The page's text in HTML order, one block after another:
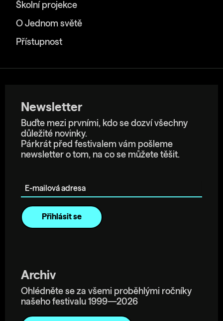
Školní projekce
O Jednom světě
Přístupnost
Newsletter
Buďte mezi prvními, kdo se dozví všechny
důležité novinky.
Párkrát před festivalem vám pošleme
newsletter o tom, na co se můžete těšit.
Archiv
Ohlédněte se za všemi proběhlými ročníky
našeho festivalu 1999—2026